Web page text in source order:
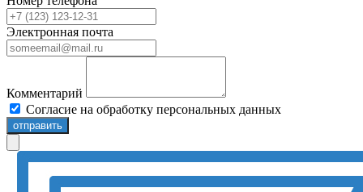
Электронная почта
Комментарий
Согласие на обработку персональных данных
отправить